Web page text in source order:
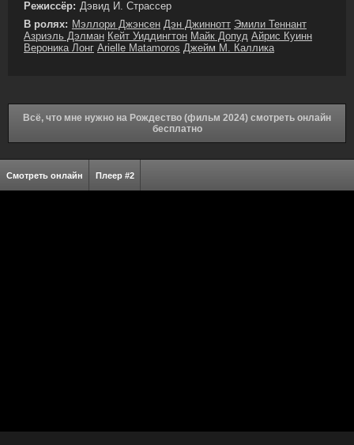
Режиссёр: Дэвид И. Страссер
В ролях: Мэллори Джэнсен Дэн Джиннотт Эмили Теннант
Азриэль Дэлман Кейт Уиддингтон Майк Допуд Айрис Куинн
Вероника Лонг Arielle Matamoros Джейм М. Каллика
Всё, что мне нужно на Рождество (фильм 2024) смотреть онлайн
бесплатно
Смотреть онлайн Плеер #2